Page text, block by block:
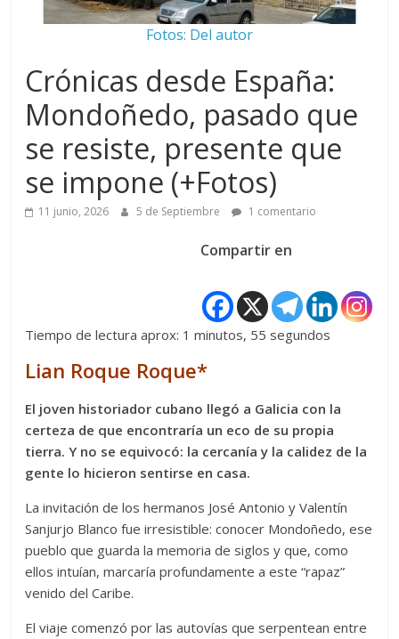
Fotos: Del autor
Crónicas desde España:
Mondoñedo, pasado que
se resiste, presente que
se impone (+Fotos)
11 junio, 2026 5 de Septiembre 1 comentario
Compartir en
Tiempo de lectura aprox: 1 minutos, 55 segundos
Lian Roque Roque*
El joven historiador cubano llegó a Galicia con la
certeza de que encontraría un eco de su propia
tierra. Y no se equivocó: la cercanía y la calidez de la
gente lo hicieron sentirse en casa.
La invitación de los hermanos José Antonio y Valentín
Sanjurjo Blanco fue irresistible: conocer Mondoñedo, ese
pueblo que guarda la memoria de siglos y que, como
ellos intuían, marcaría profundamente a este “rapaz”
venido del Caribe.
El viaje comenzó por las autovías que serpentean entre